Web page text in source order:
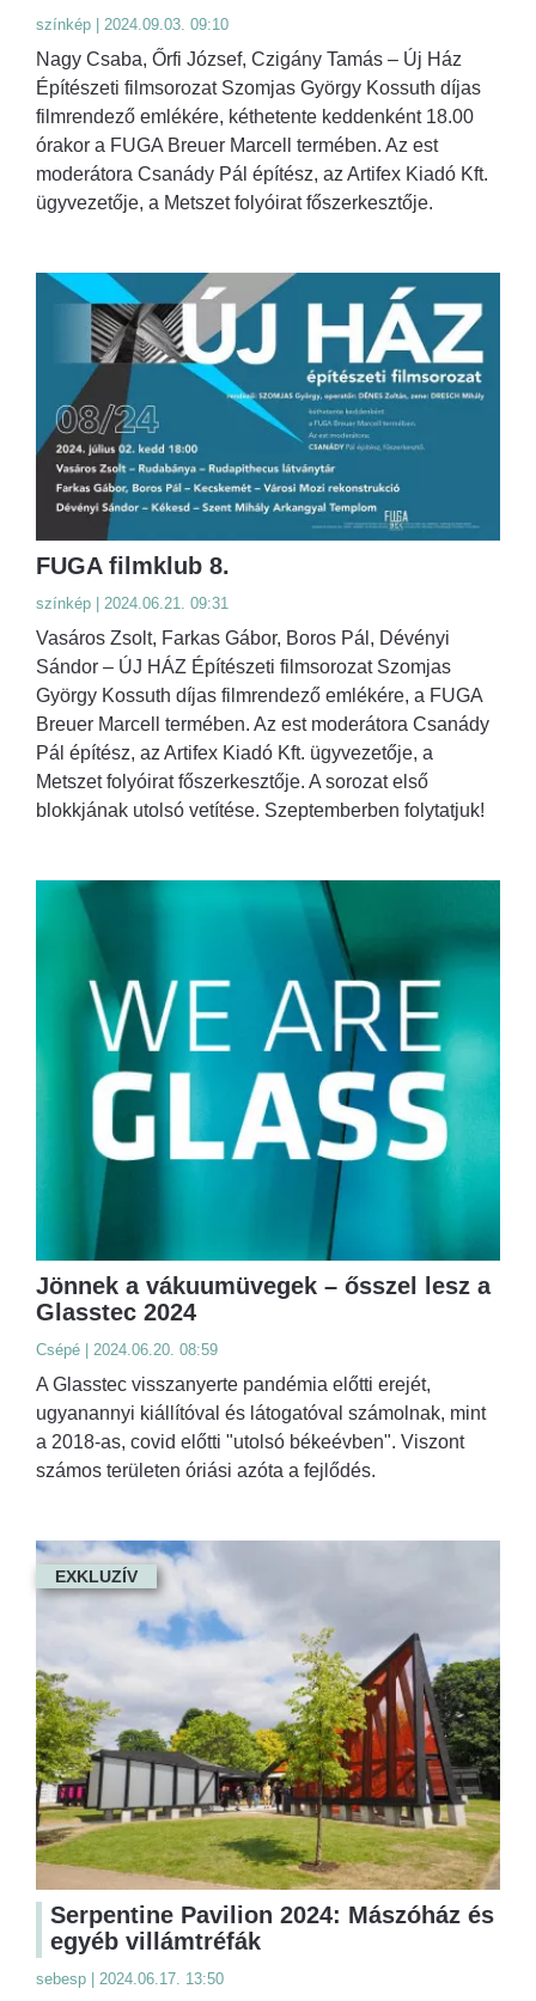
színkép | 2024.09.03. 09:10
Nagy Csaba, Őrfi József, Czigány Tamás – Új Ház
Építészeti filmsorozat Szomjas György Kossuth díjas
filmrendező emlékére, kéthetente keddenként 18.00
órakor a FUGA Breuer Marcell termében. Az est
moderátora Csanády Pál építész, az Artifex Kiadó Kft.
ügyvezetője, a Metszet folyóirat főszerkesztője.
FUGA filmklub 8.
színkép | 2024.06.21. 09:31
Vasáros Zsolt, Farkas Gábor, Boros Pál, Dévényi
Sándor – ÚJ HÁZ Építészeti filmsorozat Szomjas
György Kossuth díjas filmrendező emlékére, a FUGA
Breuer Marcell termében. Az est moderátora Csanády
Pál építész, az Artifex Kiadó Kft. ügyvezetője, a
Metszet folyóirat főszerkesztője. A sorozat első
blokkjának utolsó vetítése. Szeptemberben folytatjuk!
Jönnek a vákuumüvegek – ősszel lesz a
Glasstec 2024
Csépé | 2024.06.20. 08:59
A Glasstec visszanyerte pandémia előtti erejét,
ugyanannyi kiállítóval és látogatóval számolnak, mint
a 2018-as, covid előtti "utolsó békeévben". Viszont
számos területen óriási azóta a fejlődés.
EXKLUZÍV
Serpentine Pavilion 2024: Mászóház és
egyéb villámtréfák
sebesp | 2024.06.17. 13:50